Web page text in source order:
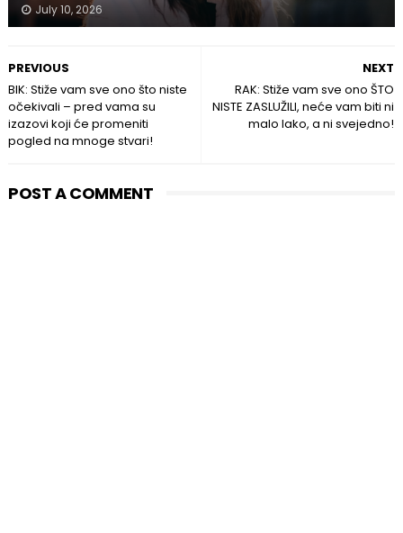
July 10, 2026
NEXT
RAK: Stiže vam sve ono ŠTO
NISTE ZASLUŽILI, neće vam biti ni
malo lako, a ni svejedno!
PREVIOUS
BIK: Stiže vam sve ono što niste
očekivali – pred vama su
izazovi koji će promeniti
pogled na mnoge stvari!
POST A COMMENT